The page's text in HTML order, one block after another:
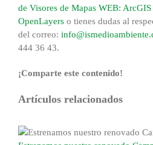
de Visores de Mapas WEB:
OpenLayers o tienes dudas al
del correo:
444 36 43.
¡Comparte este contenido!
Facebook
X
Reddit
LinkedIn
WhatsApp
Tumblr
Pinterest
Correo
electrónico
Artículos relacionados